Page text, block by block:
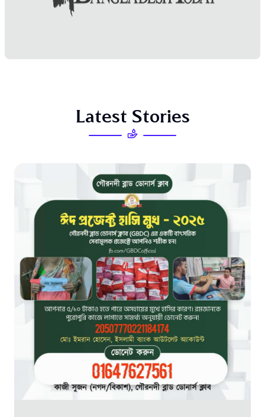
Latest Stories